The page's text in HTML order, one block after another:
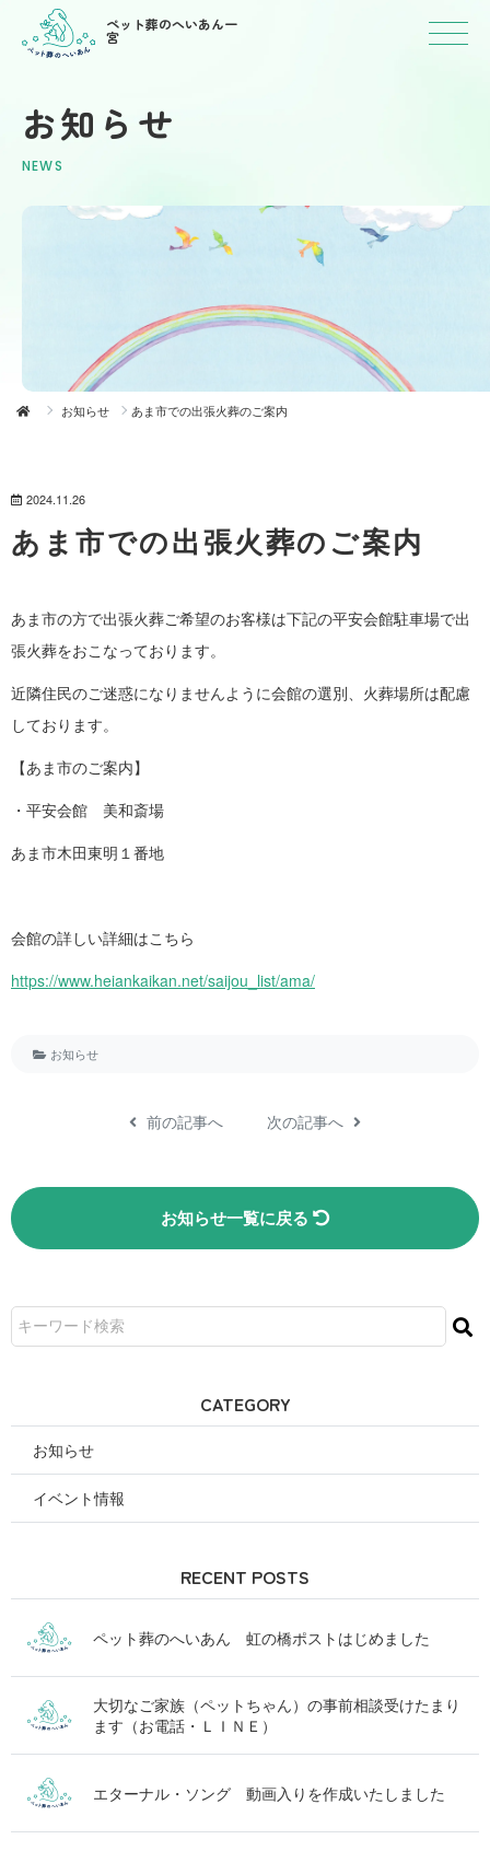
ペット葬のへいあん一
宮
お知らせ
NEWS
お知らせ あま市での出張火葬のご案内
2024.11.26
あま市での出張火葬のご案内
あま市の方で出張火葬ご希望のお客様は下記の平安会館駐車場で出
張火葬をおこなっております。
近隣住民のご迷惑になりませんように会館の選別、火葬場所は配慮
しております。
【あま市のご案内】
・平安会館 美和斎場
あま市木田東明１番地
会館の詳しい詳細はこちら
https://www.heiankaikan.net/saijou_list/ama/
お知らせ
前の記事へ 次の記事へ
お知らせ一覧に戻る
CATEGORY
お知らせ
イベント情報
RECENT POSTS
ペット葬のへいあん 虹の橋ポストはじめました
大切なご家族（ペットちゃん）の事前相談受けたまり
ます（お電話・ＬＩＮＥ）
エターナル・ソング 動画入りを作成いたしました